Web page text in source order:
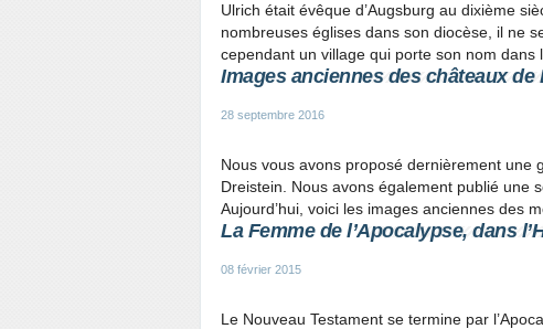
Ulrich était évêque d’Augsburg au dixième
nombreuses églises dans son diocèse, il ne
cependant un village qui porte son nom dans
Images anciennes des châteaux de
28 septembre 2016
Nous vous avons proposé dernièrement une
Dreistein. Nous avons également publié une
Aujourd’hui, voici les images anciennes des
La Femme de l’Apocalypse, dans
08 février 2015
Le Nouveau Testament se termine par